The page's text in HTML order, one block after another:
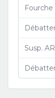
Susp. AR